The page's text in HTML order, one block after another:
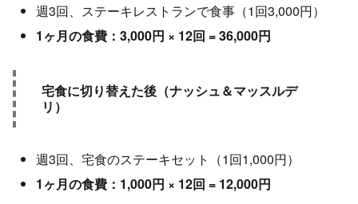
週3回、ステーキレストランで食事（1回3,000円）
1ヶ月の食費：3,000円 × 12回 = 36,000円
宅食に切り替えた後（ナッシュ＆マッスルデ
リ）
週3回、宅食のステーキセット（1回1,000円）
1ヶ月の食費：1,000円 × 12回 = 12,000円